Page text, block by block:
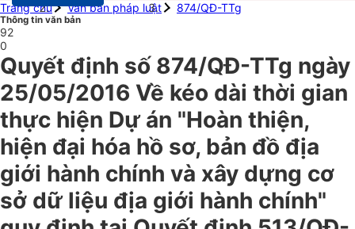
Trang chủ
Văn bản pháp luật 874/QĐ-TTg
Thông tin văn bản
92
0
Quyết định số 874/QĐ-TTg ngày
25/05/2016 Về kéo dài thời gian
thực hiện Dự án "Hoàn thiện,
hiện đại hóa hồ sơ, bản đồ địa
giới hành chính và xây dựng cơ
sở dữ liệu địa giới hành chính"